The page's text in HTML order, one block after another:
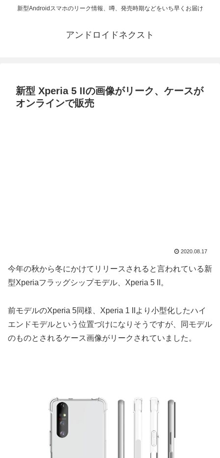
新型Androidスマホのリーク情報、噂、発売時期などをいち早くお届け
アンドロイドネクスト
新型 Xperia 5 IIの画像がリーク、ケースが
オンラインで販売
2020.08.17
今年の秋から冬にかけてリリースされると言われている新
型Xperiaフラッグシップモデル、Xperia 5 II。
前モデルのXperia 5同様、Xperia 1 IIより小型化したハイ
エンドモデルという位置づけになりそうですが、同モデル
のものとされるケース画像がリークされていました。